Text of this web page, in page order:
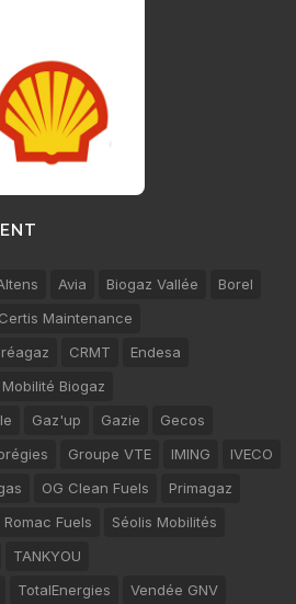
Avia Biogaz Vallée
Borel
Certis Maintenance
CRMT
Endesa
Biogaz
Gaz'up Gazie
Gecos
Groupe VTE IMING
IVECO
OG Clean Fuels
Primagaz
Romac Fuels
Séolis Mobilités
TANKYOU
TotalEnergies Vendée GNV